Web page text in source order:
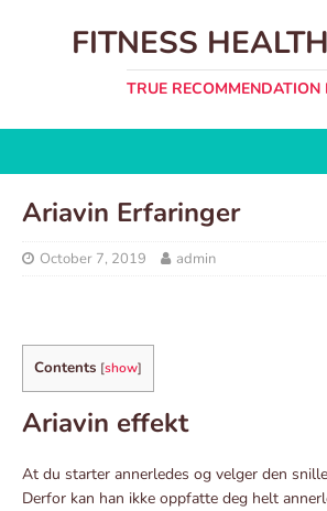
FITNESS
TRUE RECOMMENDATION
Ariavin Erfaringer
October 7, 2019 admin
Contents [show]
Ariavin effekt
At du starter annerledes og velger den
Derfor kan han ikke oppfatte deg helt